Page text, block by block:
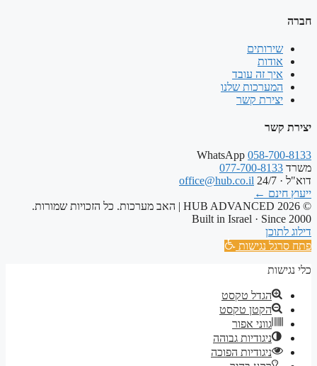
חברה
שירותים
אודות
איך זה עובד
המערכות שלנו
יצירת קשר
יצירת קשר
WhatsApp 058-700-8133
משרד 077-700-8133
דוא"ל · 24/7
office@hub.co.il
ייעוץ חינם ←
© 2026 HUB ADVANCED | האב מערכות. כל הזכויות שמורות.
Built in Israel · Since 2000
דילוג לתוכן
פתח סרגל נגישות
כלי נגישות
הגדל טקסט
הקטן טקסט
גווני אפור
ניגודיות גבוהה
ניגודיות הפוכה